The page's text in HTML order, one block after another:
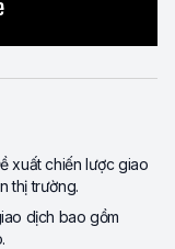
xuất chiến lược giao
thị trường.
dịch bao gồm